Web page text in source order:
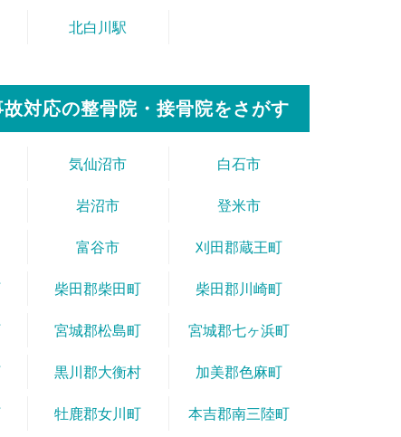
北白川駅
対応の整骨院・接骨院をさがす
気仙沼市 白石市
岩沼市 登米市
富谷市 刈田郡蔵王町
柴田郡柴田町 柴田郡川崎町
宮城郡松島町 宮城郡七ヶ浜町
黒川郡大衡村 加美郡色麻町
牡鹿郡女川町 本吉郡南三陸町